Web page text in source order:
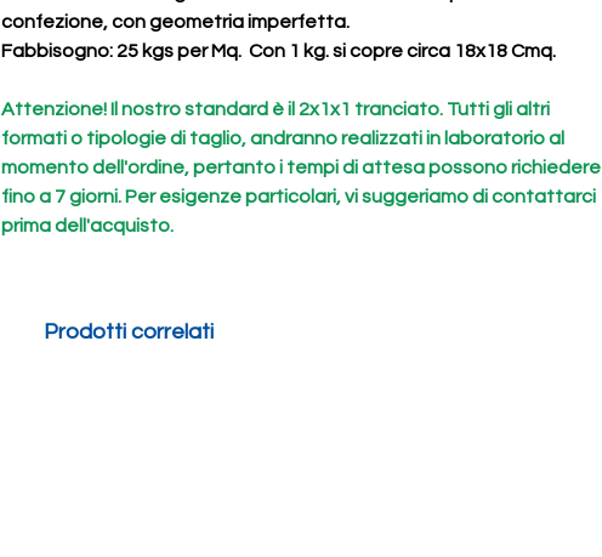
confezione, con geometria imperfetta.
Fabbisogno: 25 kgs per Mq. Con 1 kg. si copre circa 18x18 Cmq.
Attenzione! Il nostro standard è il 2x1x1 tranciato. Tutti gli altri
formati o tipologie di taglio, andranno realizzati in laboratorio al
momento dell'ordine, pertanto i tempi di attesa possono richiedere
fino a 7 giorni. Per esigenze particolari, vi suggeriamo di contattarci
prima dell'acquisto.
Prodotti correlati